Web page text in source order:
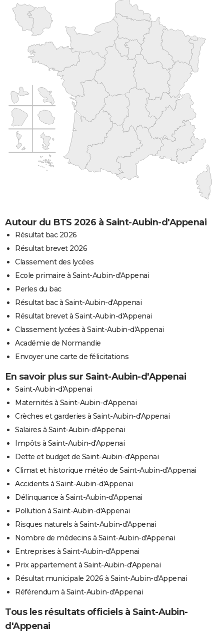
Autour du BTS 2026 à Saint-Aubin-d'Appenai
Résultat bac 2026
Résultat brevet 2026
Classement des lycées
Ecole primaire à Saint-Aubin-d'Appenai
Perles du bac
Résultat bac à Saint-Aubin-d'Appenai
Résultat brevet à Saint-Aubin-d'Appenai
Classement lycées à Saint-Aubin-d'Appenai
Académie de Normandie
Envoyer une carte de félicitations
En savoir plus sur Saint-Aubin-d'Appenai
Saint-Aubin-d'Appenai
Maternités à Saint-Aubin-d'Appenai
Crèches et garderies à Saint-Aubin-d'Appenai
Salaires à Saint-Aubin-d'Appenai
Impôts à Saint-Aubin-d'Appenai
Dette et budget de Saint-Aubin-d'Appenai
Climat et historique météo de Saint-Aubin-d'Appenai
Accidents à Saint-Aubin-d'Appenai
Délinquance à Saint-Aubin-d'Appenai
Pollution à Saint-Aubin-d'Appenai
Risques naturels à Saint-Aubin-d'Appenai
Nombre de médecins à Saint-Aubin-d'Appenai
Entreprises à Saint-Aubin-d'Appenai
Prix appartement à Saint-Aubin-d'Appenai
Résultat municipale 2026 à Saint-Aubin-d'Appenai
Référendum à Saint-Aubin-d'Appenai
Tous les résultats officiels à Saint-Aubin-
d'Appenai